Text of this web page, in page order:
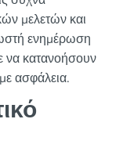
μελετών και
ενημέρωση
να κατανοήσουν
ασφάλεια.